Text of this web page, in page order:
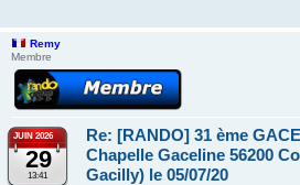
Remy
Membre
JUIN 2026
29
13:41
Re: [RANDO] 31 ème
Chapelle Gaceline 56200
Gacilly) le 05/07/20